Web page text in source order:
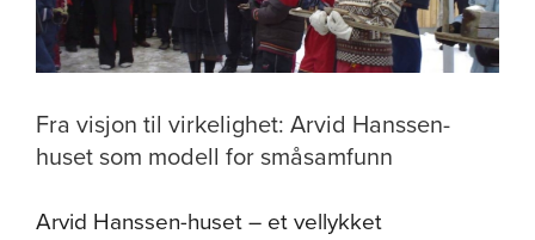
Fra visjon til virkelighet: Arvid Hanssen-
huset som modell for småsamfunn
Arvid Hanssen-huset – et vellykket